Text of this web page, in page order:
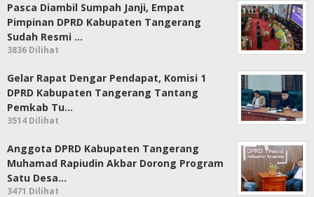
Pasca Diambil Sumpah Janji, Empat
Pimpinan DPRD Kabupaten Tangerang
Sudah Resmi …
3836 Dilihat
Gelar Rapat Dengar Pendapat, Komisi 1
DPRD Kabupaten Tangerang Tantang
Pemkab Tu…
3514 Dilihat
Anggota DPRD Kabupaten Tangerang
Muhamad Rapiudin Akbar Dorong Program
Satu Desa…
3471 Dilihat